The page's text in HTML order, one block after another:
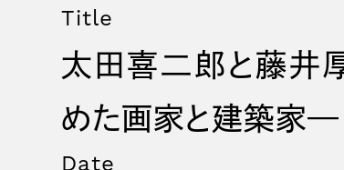
Title
太田喜二郎と藤井
めた画家と建築家—
Date